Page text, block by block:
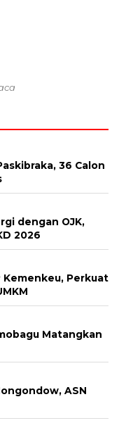
36 Calon
dengan OJK,
2026
Kemenkeu, Perkuat
Matangkan
ASN